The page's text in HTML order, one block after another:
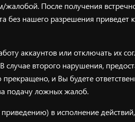
жалобой. После получения
без нашего разрешения
аккаунтов или отключать их
второго нарушения,
и Вы будете
подачу ложных жалоб.
в исполнение